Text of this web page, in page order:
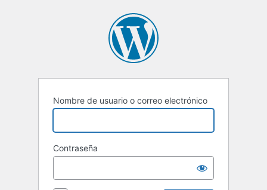
Nombre de usuario o correo electrónico
Contraseña